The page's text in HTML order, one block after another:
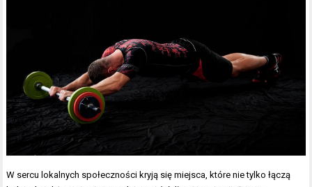
W sercu lokalnych społeczności kryją się miejsca, które nie tylko łączą